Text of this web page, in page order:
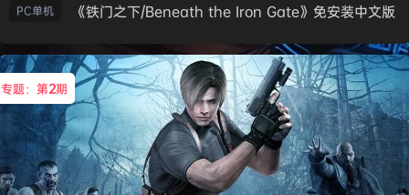
PC单机 《铁门之下/Beneath the Iron Gate》免安装中文版
专题：第2期